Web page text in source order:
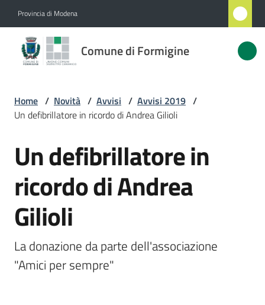
Provincia di Modena
Comune di Formigine
Comune
di
Novità
Servizi
Vivere
Formigine
Home / Novità / Avvisi / Avvisi 2019 /
Un defibrillatore in ricordo di Andrea Gilioli
Salta al contenuto
Un defibrillatore in
ricordo di Andrea
Gilioli
La donazione da parte dell'associazione
"Amici per sempre"